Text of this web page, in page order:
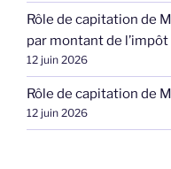
Rôle de capitation de
par montant de l’impôt
12 juin 2026
Rôle de capitation de
12 juin 2026